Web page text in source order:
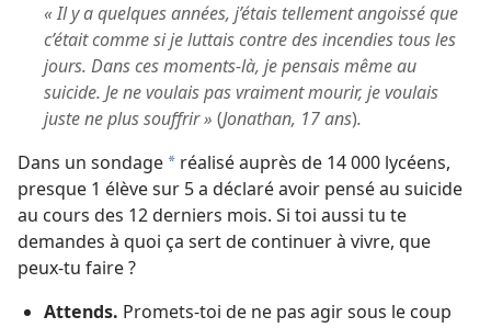
« Il y a quelques années, j’étais tellement angoissé que
c’était comme si je luttais contre des incendies tous les
jours. Dans ces moments-là, je pensais même au
suicide. Je ne voulais pas vraiment mourir, je voulais
juste ne plus souffrir » (Jonathan, 17 ans).
Dans un sondage a réalisé auprès de 14 000 lycéens,
presque 1 élève sur 5 a déclaré avoir pensé au suicide
au cours des 12 derniers mois. Si toi aussi tu te
demandes à quoi ça sert de continuer à vivre, que
peux-tu faire ?
Attends. Promets-toi de ne pas agir sous le coup